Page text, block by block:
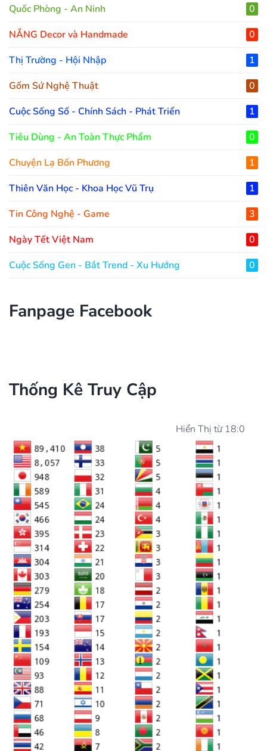
Quốc Phòng - An Ninh
0
NẮNG Decor và Handmade
0
Thị Trường - Hội Nhập
1
Gốm Sứ Nghệ Thuật
0
Cuộc Sống Số - Chính Sách - Phát Triển
1
Tiêu Dùng - An Toàn Thực Phẩm
0
Chuyện Lạ Bốn Phương
1
Thiên Văn Học - Khoa Học Vũ Trụ
1
Tin Công Nghệ - Game
3
Ngày Tết Việt Nam
0
Cuộc Sống Gen - Bắt Trend - Xu Hướng
0
Fanpage Facebook
Thống Kê Truy Cập
Hiển Thị từ 18:00 ngày 27/03/2020